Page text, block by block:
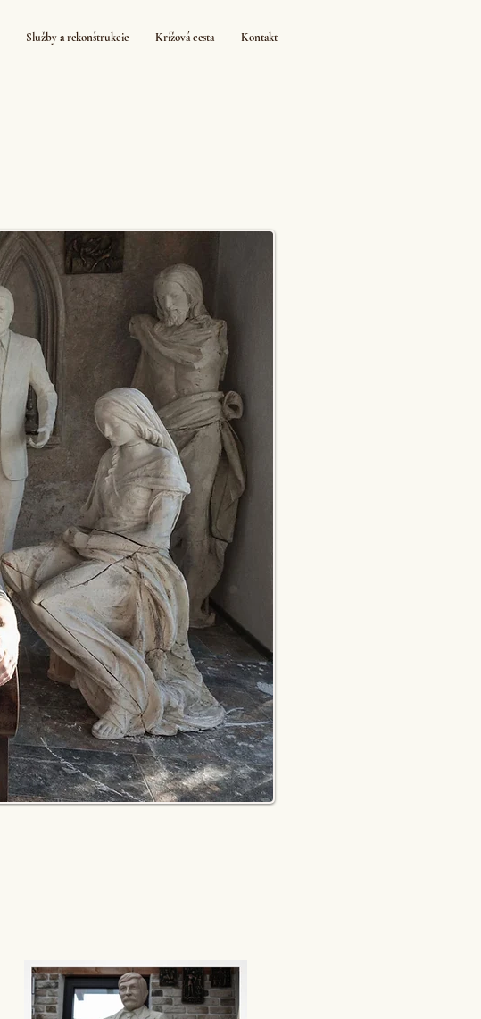
Služby a rekonštrukcie Krížová cesta Kontakt